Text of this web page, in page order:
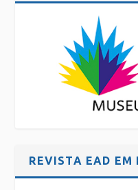
REVISTA EAD EM